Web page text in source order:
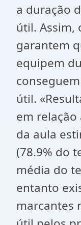
a duração
útil. Assim,
garantem
equipem
útil.
em
da aula
(78.9% do
média do
entanto
marcantes